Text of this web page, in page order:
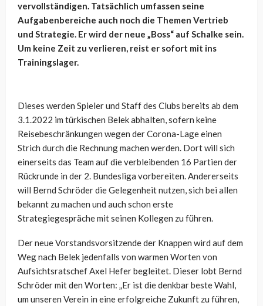
vervollständigen. Tatsächlich umfassen seine
Aufgabenbereiche auch noch die Themen Vertrieb
und Strategie. Er wird der neue „Boss“ auf Schalke sein.
Um keine Zeit zu verlieren, reist er sofort mit ins
Trainingslager.
Dieses werden Spieler und Staff des Clubs bereits ab dem
3.1.2022 im türkischen Belek abhalten, sofern keine
Reisebeschränkungen wegen der Corona-Lage einen
Strich durch die Rechnung machen werden. Dort will sich
einerseits das Team auf die verbleibenden 16 Partien der
Rückrunde in der 2. Bundesliga vorbereiten. Andererseits
will Bernd Schröder die Gelegenheit nutzen, sich bei allen
bekannt zu machen und auch schon erste
Strategiegespräche mit seinen Kollegen zu führen.
Der neue Vorstandsvorsitzende der Knappen wird auf dem
Weg nach Belek jedenfalls von warmen Worten von
Aufsichtsratschef Axel Hefer begleitet. Dieser lobt Bernd
Schröder mit den Worten: „Er ist die denkbar beste Wahl,
um unseren Verein in eine erfolgreiche Zukunft zu führen,